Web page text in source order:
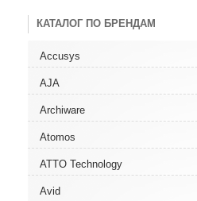
КАТАЛОГ ПО БРЕНДАМ
Accusys
AJA
Archiware
Atomos
ATTO Technology
Avid